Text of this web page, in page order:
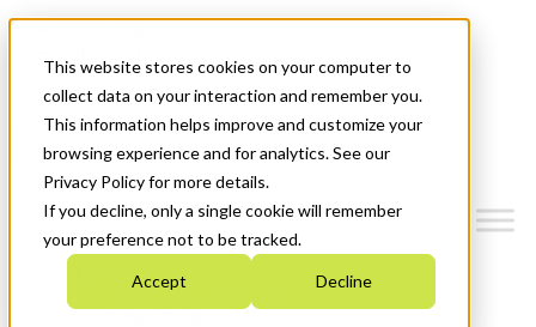
This website stores cookies on your computer to
collect data on your interaction and remember you.
This information helps improve and customize your
browsing experience and for analytics. See our
Privacy Policy for more details.
If you decline, only a single cookie will remember
your preference not to be tracked.
Accept Decline
News & Events
Get Started
Menu
Who We Are
Strategic Plan 2026-2030